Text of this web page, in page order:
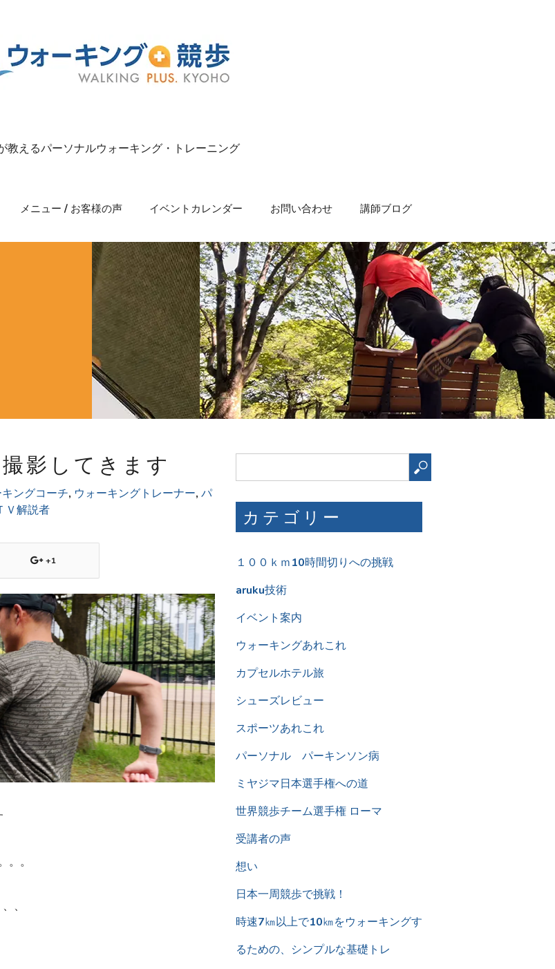
教えるパーソナルウォーキング・トレーニング
メニュー / お客様の声 イベントカレンダー お問い合わせ 講師ブログ
影してきます
ングコーチ, ウォーキングトレーナー, パ
Ｖ解説者
+1
。
、
カテゴリー
１００ｋｍ10時間切りへの挑戦
aruku技術
イベント案内
ウォーキングあれこれ
カプセルホテル旅
シューズレビュー
スポーツあれこれ
パーソナル パーキンソン病
ミヤジマ日本選手権への道
世界競歩チーム選手権 ローマ
受講者の声
想い
日本一周競歩で挑戦！
時速7㎞以上で10㎞をウォーキングす
るための、シンプルな基礎トレ